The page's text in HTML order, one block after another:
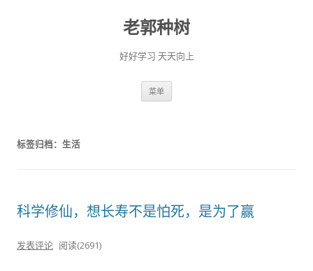
老郭种树
好好学习 天天向上
菜单
标签归档： 生活
科学修仙，想长寿不是怕死，是为了赢
发表评论 阅读(2691)